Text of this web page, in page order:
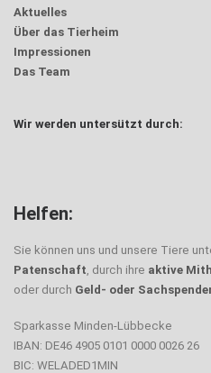
Aktuelles
Über das Tierheim
Impressionen
Das Team
Wir werden untersützt durch:
Helfen:
Sie können uns und unsere Tiere
Patenschaft, durch ihre aktive
oder durch Geld- oder
Sparkasse Minden-Lübbecke
IBAN: DE46 4905 0101 0000 0026 26
BIC: WELADED1MIN